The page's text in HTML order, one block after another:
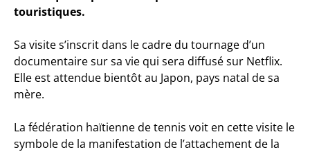
touristiques.
Sa visite s’inscrit dans le cadre du tournage d’un
documentaire sur sa vie qui sera diffusé sur Netflix.
Elle est attendue bientôt au Japon, pays natal de sa
mère.
La fédération haïtienne de tennis voit en cette visite le
symbole de la manifestation de l’attachement de la